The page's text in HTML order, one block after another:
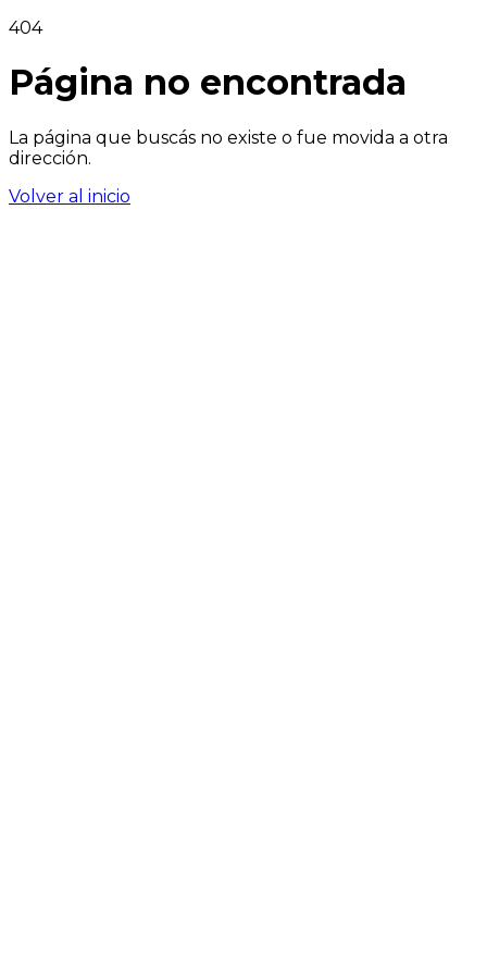
404
Página no encontrada
La página que buscás no existe o fue movida a otra
dirección.
Volver al inicio